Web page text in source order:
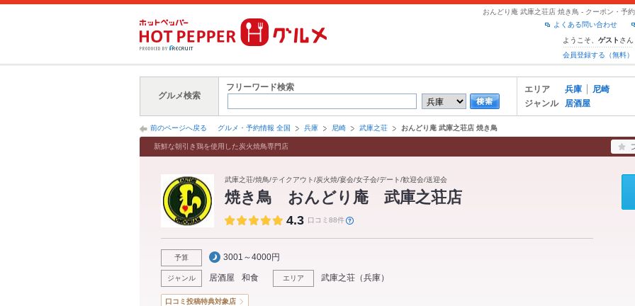
おんどり庵 武庫之荘店 焼き鳥 - クーポン・予
よくある問い合わせ
ようこそ、 ゲスト さん
会員登録する（無料）
グルメ検索
フリーワード検索 エリア 兵庫
尼崎
ジャンル
居酒屋
前のページへ戻る グルメ・予約情報 全国 兵庫 尼崎 武庫之荘 おんどり庵 武庫之荘店 焼き鳥
新鮮な朝引き鶏を使用した炭火焼鳥専門店
武庫之荘/焼鳥/テイクアウト/炭火焼/宴会/女子会/デート/歓迎会/送迎会
焼き鳥 おんどり庵 武庫之荘店
4.3 口コミ88件
予算 3001～4000円
ジャンル 居酒屋 和食 エリア 武庫之荘 （兵庫）
口コミ投稿特典対象店